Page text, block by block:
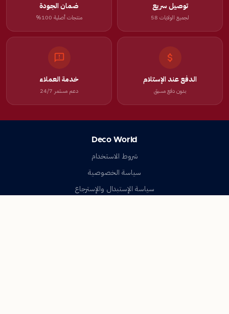
توصيل سريع
لجميع الولايات 58
ضمان الجودة
منتجات أصلية 100%
الدفع عند الإستلام
بدون دفع مسبق
خدمة العملاء
دعم مستمر 24/7
Deco World
شروط الاستخدام
سياسة الخصوصية
سياسة الإستبدال والإسترجاع